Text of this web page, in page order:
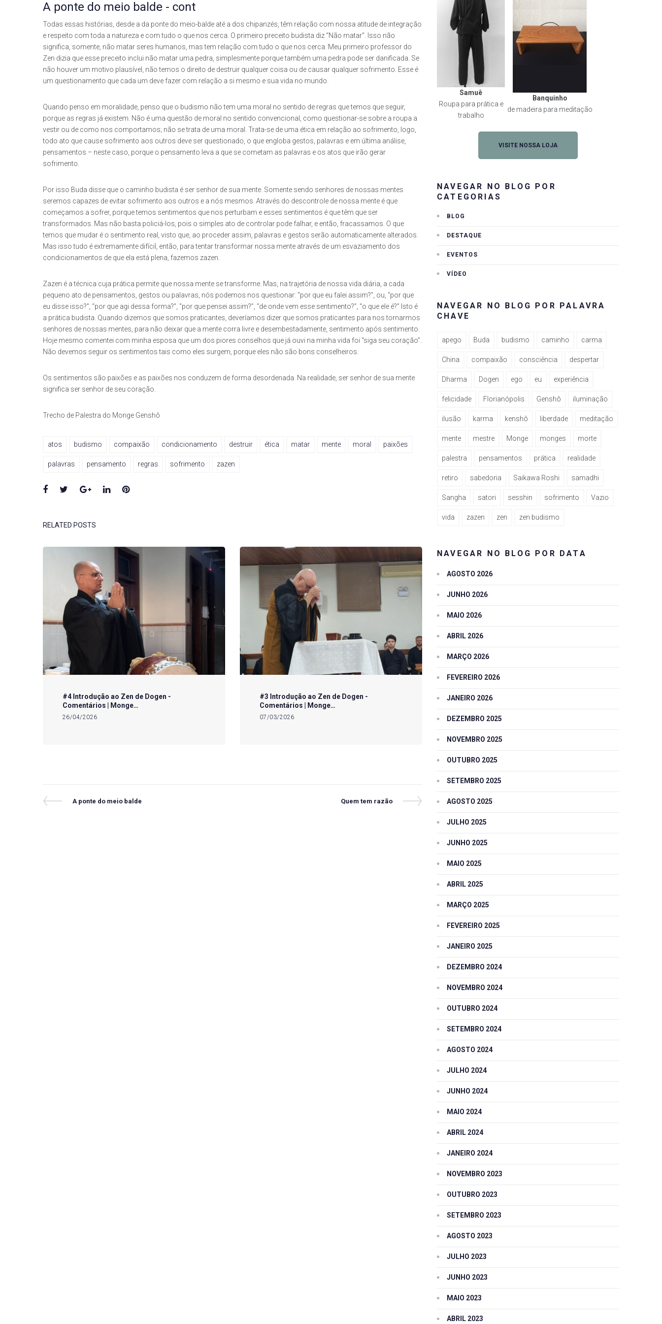
A ponte do meio balde - cont
Todas essas histórias, desde a da ponte do meio-balde até a dos chipanzés, têm relação com nossa atitude de integração
e respeito com toda a natureza e com tudo o que nos cerca. O primeiro preceito budista diz “Não matar”. Isso não
significa, somente, não matar seres humanos, mas tem relação com tudo o que nos cerca. Meu primeiro professor do
Zen dizia que esse preceito inclui não matar uma pedra, simplesmente porque também uma pedra pode ser danificada. Se
não houver um motivo plausível, não temos o direito de destruir qualquer coisa ou de causar qualquer sofrimento. Esse é
um questionamento que cada um deve fazer com relação a si mesmo e sua vida no mundo.
Quando penso em moralidade, penso que o budismo não tem uma moral no sentido de regras que temos que seguir,
porque as regras já existem. Não é uma questão de moral no sentido convencional, como questionar-se sobre a roupa a
vestir ou de como nos comportamos; não se trata de uma moral. Trata-se de uma ética em relação ao sofrimento, logo,
todo ato que cause sofrimento aos outros deve ser questionado, o que engloba gestos, palavras e em última análise,
pensamentos – neste caso, porque o pensamento leva a que se cometam as palavras e os atos que irão gerar
sofrimento.
Por isso Buda disse que o caminho budista é ser senhor de sua mente. Somente sendo senhores de nossas mentes
seremos capazes de evitar sofrimento aos outros e a nós mesmos. Através do descontrole de nossa mente é que
começamos a sofrer, porque temos sentimentos que nos perturbam e esses sentimentos é que têm que ser
transformados. Mas não basta policiá-los, pois o simples ato de controlar pode falhar, e então, fracassamos. O que
temos que mudar é o sentimento real, visto que, ao proceder assim, palavras e gestos serão automaticamente alterados.
Mas isso tudo é extremamente difícil, então, para tentar transformar nossa mente através de um esvaziamento dos
condicionamentos de que ela está plena, fazemos zazen.
Zazen é a técnica cuja prática permite que nossa mente se transforme. Mas, na trajetória de nossa vida diária, a cada
pequeno ato de pensamentos, gestos ou palavras, nós podemos nos questionar: “por que eu falei assim?”, ou, “por que
eu disse isso?”, “por que agi dessa forma?”, “por que pensei assim?”, “de onde vem esse sentimento?”, “o que ele é?” Isto é
a prática budista. Quando dizemos que somos praticantes, deveríamos dizer que somos praticantes para nos tornarmos
senhores de nossas mentes, para não deixar que a mente corra livre e desembestadamente, sentimento após sentimento.
Hoje mesmo comentei com minha esposa que um dos piores conselhos que já ouvi na minha vida foi “siga seu coração”.
Não devemos seguir os sentimentos tais como eles surgem, porque eles não são bons conselheiros.
Os sentimentos são paixões e as paixões nos conduzem de forma desordenada. Na realidade, ser senhor de sua mente
significa ser senhor de seu coração.
Trecho de Palestra do Monge Genshô
atos budismo compaixão condicionamento destruir ética matar mente moral paixões
palavras pensamento regras sofrimento zazen
Facebook
TwitterGoogle+LinkedInPinterest
RELATED POSTS
#4 Introdução ao Zen de Dogen -
Comentários | Monge…
26/04/2026
#3 Introdução ao Zen de Dogen -
Comentários | Monge…
07/03/2026
Navegação
Previous
A ponte do meio balde
Next
Quem tem razão
Samuê
Roupa para prática e
trabalho
Banquinho
de madeira para meditação
VISITE NOSSA LOJA
NAVEGAR NO BLOG POR
CATEGORIAS
BLOG
DESTAQUE
EVENTOS
VÍDEO
NAVEGAR NO BLOG POR PALAVRA
CHAVE
apego Buda budismo caminho carma
China compaixão consciência despertar
Dharma Dogen ego eu experiência
felicidade Florianópolis Genshô iluminação
ilusão karma kenshô liberdade meditação
mente mestre Monge monges morte
palestra pensamentos prática realidade
retiro sabedoria Saikawa Roshi samadhi
Sangha satori sesshin sofrimento Vazio
vida zazen zen zen budismo
NAVEGAR NO BLOG POR DATA
AGOSTO 2026
JUNHO 2026
MAIO 2026
ABRIL 2026
MARÇO 2026
FEVEREIRO 2026
JANEIRO 2026
DEZEMBRO 2025
NOVEMBRO 2025
OUTUBRO 2025
SETEMBRO 2025
AGOSTO 2025
JULHO 2025
JUNHO 2025
MAIO 2025
ABRIL 2025
MARÇO 2025
FEVEREIRO 2025
JANEIRO 2025
DEZEMBRO 2024
NOVEMBRO 2024
OUTUBRO 2024
SETEMBRO 2024
AGOSTO 2024
JULHO 2024
JUNHO 2024
MAIO 2024
ABRIL 2024
JANEIRO 2024
NOVEMBRO 2023
OUTUBRO 2023
SETEMBRO 2023
AGOSTO 2023
JULHO 2023
JUNHO 2023
MAIO 2023
ABRIL 2023